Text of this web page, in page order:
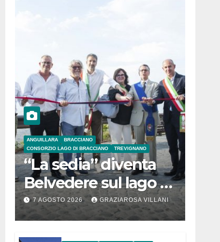
ANGUILLARA
BRACCIANO
CONSORZIO LAGO DI BRACCIANO
TREVIGNANO
“La sedia” diventa
Belvedere sul lago di
Bracciano: ieri
l’inaugurazione
7 AGOSTO 2026 GRAZIAROSA VILLANI